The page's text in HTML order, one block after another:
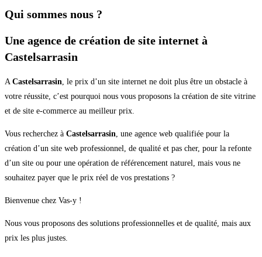
Qui sommes nous ?
Une agence de création de site internet à
Castelsarrasin
A Castelsarrasin, le prix d’un site internet ne doit plus être un obstacle à
votre réussite, c’est pourquoi nous vous proposons la création de site vitrine
et de site e-commerce au meilleur prix.
Vous recherchez à Castelsarrasin, une agence web qualifiée pour la
création d’un site web professionnel, de qualité et pas cher, pour la refonte
d’un site ou pour une opération de référencement naturel, mais vous ne
souhaitez payer que le prix réel de vos prestations ?
Bienvenue chez Vas-y !
Nous vous proposons des solutions professionnelles et de qualité, mais aux
prix les plus justes.